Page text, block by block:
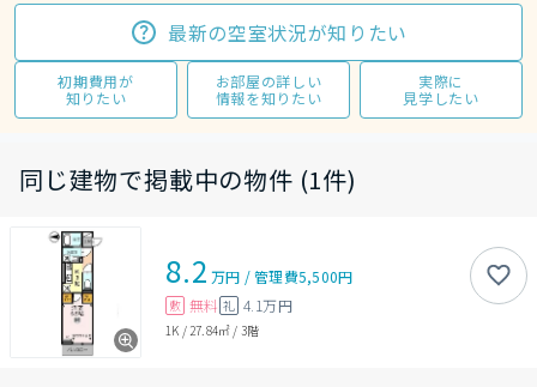
最新の空室状況が知りたい
初期費用が
知りたい
お部屋の詳しい
情報を知りたい
実際に
見学したい
同じ建物で掲載中の物件 (1件)
8.2 万円 /管理費5,500円
敷 無料 礼 4.1万円
1K / 27.84㎡ / 3階